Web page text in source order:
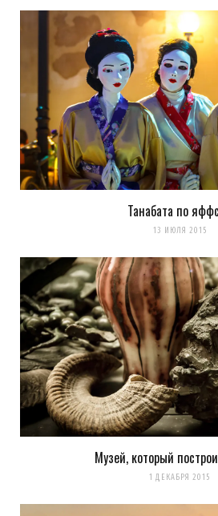
Сохранить моё имя, email и адрес
Уведомить меня о новых
Уведомлять меня о новых записях
комментариях. А можно просто
Танабата по
13 ИЮЛЯ 2015
Музей, который
1 ДЕКАБРЯ 2015